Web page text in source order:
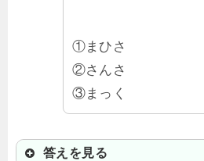
①まひさ
②さんさ
③まっく
答えを見る